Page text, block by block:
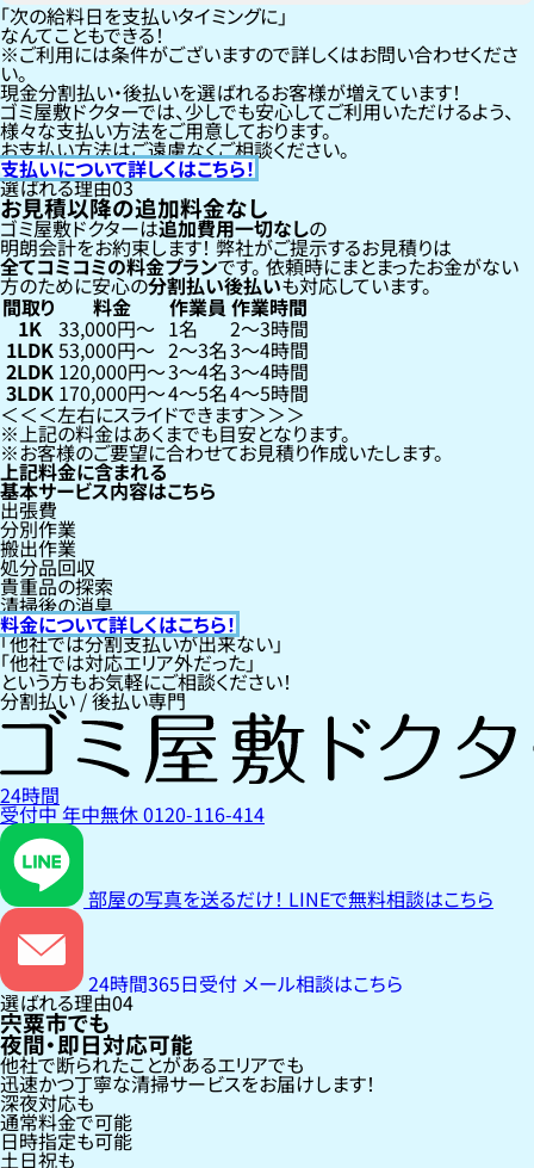
「次の給料日を支払いタイミングに」
なんてこともできる！
ご利用には条件がございますので詳しくはお問い合わせくださ
い。
現金分割払い・後払いを選ばれるお客様が増えています！
ゴミ屋敷ドクターでは、少しでも安心してご利用いただけるよう、
様々な支払い方法をご用意しております。
お支払い方法はご遠慮なくご相談ください。
支払いについて詳しくはこちら！
選ばれる理由03
お見積以降の追加料金なし
ゴミ屋敷ドクターは追加費用一切なしの
明朗会計をお約束します！弊社がご提示するお見積りは
全てコミコミの料金プランです。依頼時にまとまったお金がない
方のために安心の分割払い後払いも対応しています。
間取り 料金 作業員 作業時間
1K 33,000円〜 1名 2〜3時間
1LDK53,000円〜 2〜3名3〜4時間
2LDK 120,000円〜3〜4名3〜4時間
3LDK 170,000円〜4〜5名4〜5時間
左右にスライドできます
上記の料金はあくまでも目安となります。
お客様のご要望に合わせてお見積り作成いたします。
上記料金に含まれる
基本サービス内容はこちら
出張費
分別作業
搬出作業
処分品回収
貴重品の探索
清掃後の消臭
料金について詳しくはこちら！
「他社では分割支払いが出来ない」
「他社では対応エリア外だった」
という方もお気軽にご相談ください！
分割払い / 後払い専門
24時間
受付中年中無休0120-116-414
部屋の写真を送るだけ！ LINEで無料相談はこちら
24時間365日受付 メール相談はこちら
選ばれる理由04
宍粟市でも
夜間・即日対応可能
他社で断られたことがあるエリアでも
迅速かつ丁寧な清掃サービスをお届けします！
深夜対応も
通常料金で可能
日時指定も可能
土日祝も